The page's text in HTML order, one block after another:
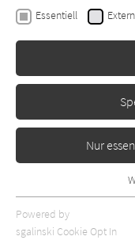
Delilah S. Dawson
The
du für
Heyne
Essentiell
Nur
Essentielle Cookies
Webseite benötigt.
Powered by
sgalinski Cookie Opt In